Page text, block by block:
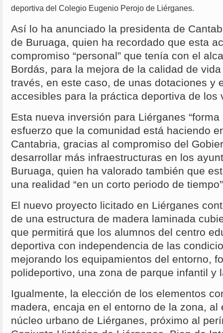
deportiva del Colegio Eugenio Perojo de Liérganes.
Así lo ha anunciado la presidenta de
de Buruaga, quien ha recordado que esta
compromiso “personal” que tenía con el
Bordás, para la mejora de la calidad de
través, en este caso, de unas dotaciones y
accesibles para la práctica deportiva de los
Esta nueva inversión para Liérganes
esfuerzo que la comunidad está haciendo
Cantabria, gracias al compromiso del
desarrollar más infraestructuras en los
Buruaga, quien ha valorado también que
una realidad “en un corto periodo de
El nuevo proyecto licitado en Liérganes
de una estructura de madera laminada
que permitirá que los alumnos del centro
deportiva con independencia de las
mejorando los equipamientos del entorno,
polideportivo, una zona de parque infantil y
Igualmente, la elección de los elementos
madera, encaja en el entorno de la zona, al
núcleo urbano de Liérganes, próximo al